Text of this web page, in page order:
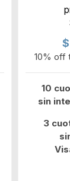
10% off
10
sin
3